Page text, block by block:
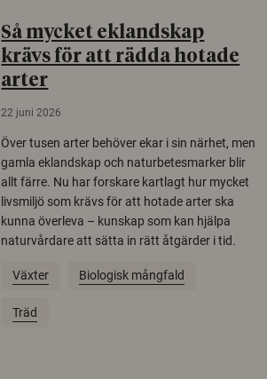
Så mycket eklandskap
krävs för att rädda hotade
arter
22 juni 2026
Över tusen arter behöver ekar i sin närhet, men
gamla eklandskap och naturbetesmarker blir
allt färre. Nu har forskare kartlagt hur mycket
livsmiljö som krävs för att hotade arter ska
kunna överleva – kunskap som kan hjälpa
naturvårdare att sätta in rätt åtgärder i tid.
Växter Biologisk mångfald
Träd